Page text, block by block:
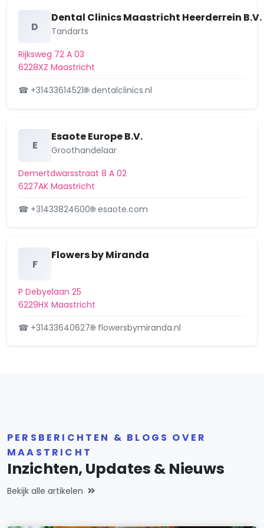
Besluit omgevingsvergunning
verleend, het…
Nijverheidsweg 35, 6227AL
2 april 2025
Oude Molenweg 130, 6228XW
26 maart 2025
Maastricht. Kennisgeving nieuwe
aanvraag omgevingsver…
Oude Molenweg 130, 6228XW
Besluit omgevingsvergunning
verleend, een i…
12 maart 2025
D
Dental Clinics Maastricht Heerderrein B.V.
Tandarts
Rijksweg 72 A 03
6228XZ Maastricht
☎ +31433614521🌐 dentalclinics.nl
E
Esaote Europe B.V.
Groothandelaar
Demertdwarsstraat 8 A 02
6227AK Maastricht
☎ +31433824600🌐 esaote.com
F
Flowers by Miranda
P Debyelaan 25
6229HX Maastricht
☎ +31433640627🌐 flowersbymiranda.nl
PERSBERICHTEN & BLOGS OVER
MAASTRICHT
Inzichten, Updates & Nieuws
Bekijk alle artikelen